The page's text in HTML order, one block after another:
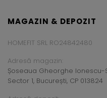
MAGAZIN & DEPOZIT
HOMEFIT SRL RO24842480
Adresă magazin:
Șoseaua Gheorghe Ionescu-
Sector 1, București, CP 013824